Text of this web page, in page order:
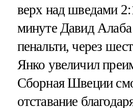
верх над шведами
минуте Давид Алаба
пенальти, через
Янко увеличил
Сборная Швеции
отставание